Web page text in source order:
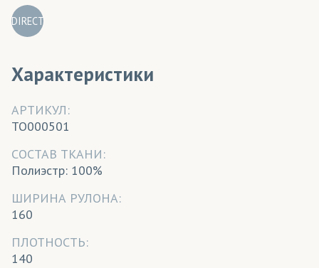
DIRECT
Характеристики
АРТИКУЛ:
TO000501
CОСТАВ ТКАНИ:
Полиэстр: 100%
ШИРИНА РУЛОНА:
160
ПЛОТНОСТЬ:
140